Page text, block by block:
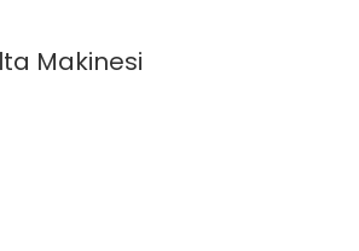
Makinesi